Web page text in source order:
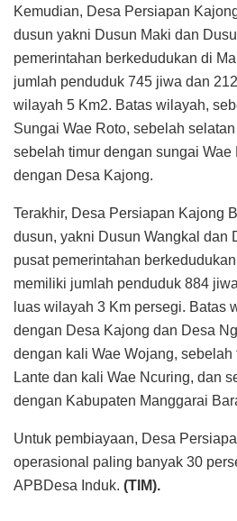
Kemudian, Desa Persiapan
dusun yakni Dusun Maki dan
pemerintahan berkedudukan di
jumlah penduduk 745 jiwa dan
wilayah 5 Km2. Batas wilayah,
Sungai Wae Roto, sebelah
sebelah timur dengan sungai
dengan Desa Kajong.
Terakhir, Desa Persiapan Kajong
dusun, yakni Dusun Wangkal dan
pusat pemerintahan
memiliki jumlah penduduk 884
luas wilayah 3 Km persegi. Batas
dengan Desa Kajong dan Desa
dengan kali Wae Wojang, sebelah
Lante dan kali Wae Ncuring, dan
dengan Kabupaten Manggarai
Untuk pembiayaan, Desa
operasional paling banyak 30
APBDesa Induk. (TIM).